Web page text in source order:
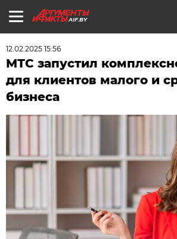
AIF.BY
12.02.2025 15:56
МТС запустил
для клиентов малого и
бизнеса